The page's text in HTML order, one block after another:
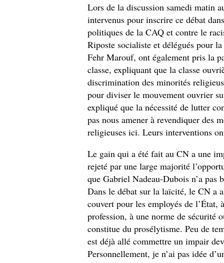
Lors de la discussion samedi matin
intervenus pour inscrire ce débat
politiques de la CAQ et contre le
Riposte socialiste et délégués pour
Fehr Marouf, ont également pris la
classe, expliquant que la classe
discrimination des minorités
pour diviser le mouvement ouvrier
expliqué que la nécessité de lutter
pas nous amener à revendiquer des
religieuses ici. Leurs interventions
Le gain qui a été fait au CN a une
rejeté par une large majorité
que Gabriel Nadeau-Dubois n’a pas
Dans le débat sur la laïcité, le CN a
couvert pour les employés de l’État,
profession, à une norme de sécurité
constitue du prosélytisme. Peu de
est déjà allé commettre un impair
Personnellement, je n’ai pas idée